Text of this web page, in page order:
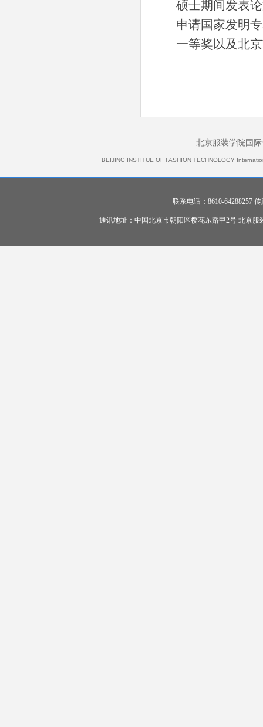
硕士期间发表
申请国家发明
一等奖以及北
北京服装学院国
BEIJING INSTITUE OF FASHION TECHNOLOGY
联系电话：8610-64288257
通讯地址：中国北京市朝阳区樱花东路甲2号 北京服